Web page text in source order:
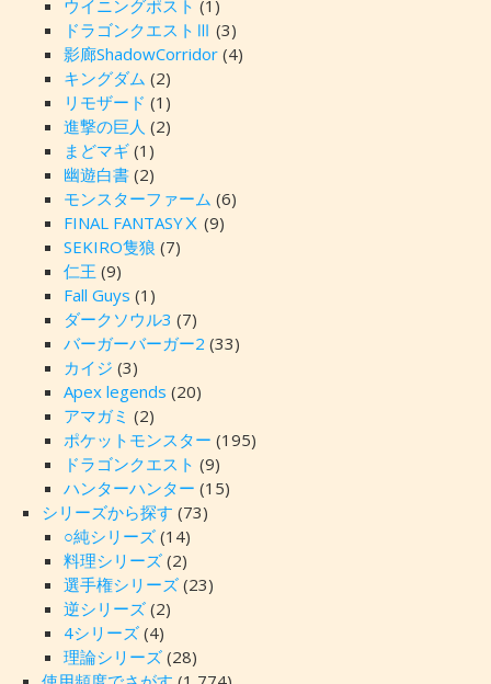
ウイニングポスト (1)
ドラゴンクエストⅢ (3)
影廊ShadowCorridor(4)
キングダム (2)
リモザード (1)
進撃の巨人 (2)
まどマギ(1)
幽遊白書(2)
モンスターファーム (6)
FINAL FANTASYⅩ (9)
SEKIRO隻狼 (7)
仁王 (9)
Fall Guys (1)
ダークソウル3 (7)
バーガーバーガー2 (33)
カイジ (3)
Apex legends (20)
アマガミ (2)
ポケットモンスター (195)
ドラゴンクエスト (9)
ハンターハンター (15)
シリーズから探す (73)
○純シリーズ(14)
料理シリーズ(2)
選手権シリーズ(23)
逆シリーズ(2)
4シリーズ(4)
理論シリーズ(28)